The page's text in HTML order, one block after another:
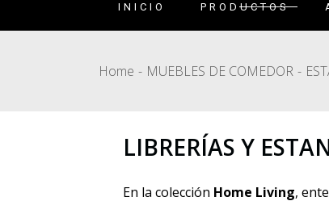
INICIO PRODUCTOS
MESAS DE COMEDOR
CONSOLAS DE DISEÑO
Home MUEBLES DE COMEDOR
LIBRERÍAS Y
En la colección Home Living,